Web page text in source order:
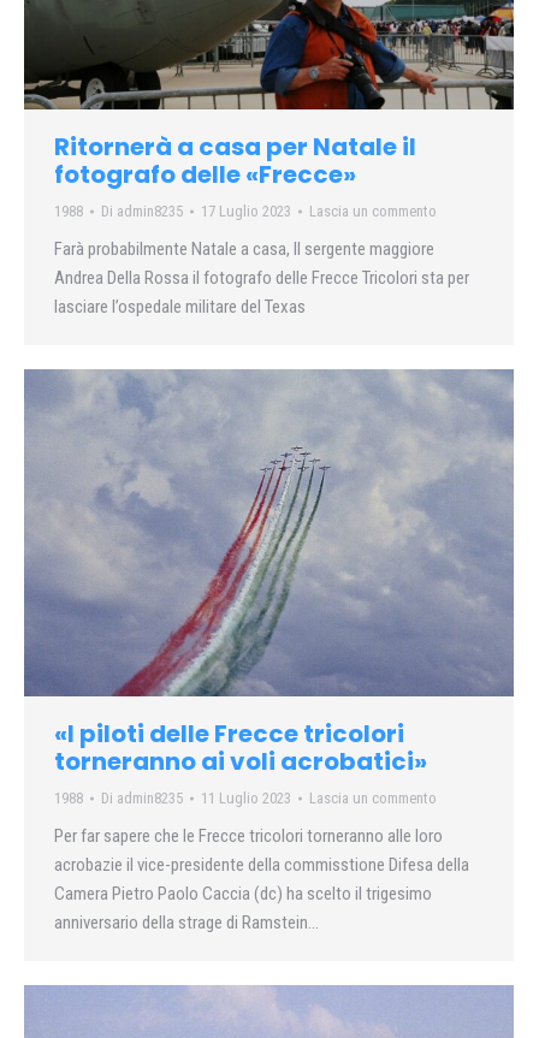
Ritornerà a casa per Natale il
fotografo delle «Frecce»
1988 Di admin8235 17 Luglio 2023 Lascia un commento
Farà probabilmente Natale a casa, Il sergente maggiore
Andrea Della Rossa il fotografo delle Frecce Tricolori sta per
lasciare l’ospedale militare del Texas
«I piloti delle Frecce tricolori
torneranno ai voli acrobatici»
1988 Di admin8235 11 Luglio 2023 Lascia un commento
Per far sapere che le Frecce tricolori torneranno alle loro
acrobazie il vice-presidente della commisstione Difesa della
Camera Pietro Paolo Caccia (dc) ha scelto il trigesimo
anniversario della strage di Ramstein…